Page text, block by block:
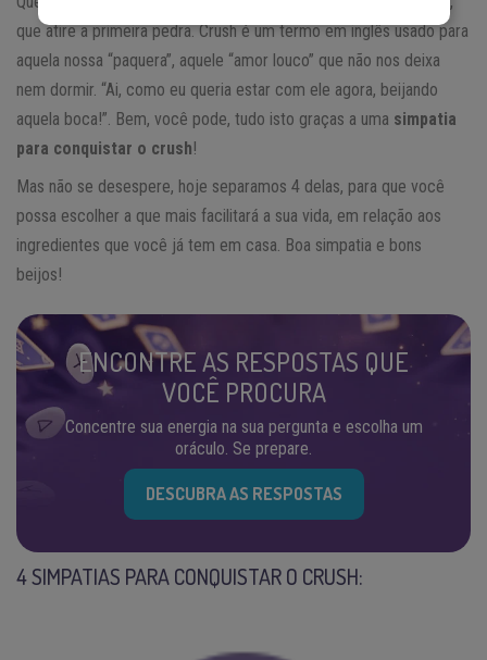
que atire a primeira pedra. Crush é um termo em inglês usado para
aquela nossa “paquera”, aquele “amor louco” que não nos deixa
nem dormir. “Ai, como eu queria estar com ele agora, beijando
aquela boca!”. Bem, você pode, tudo isto graças a uma simpatia
para conquistar o crush!
Mas não se desespere, hoje separamos 4 delas, para que você
possa escolher a que mais facilitará a sua vida, em relação aos
ingredientes que você já tem em casa. Boa simpatia e bons
beijos!
ENCONTRE AS RESPOSTAS QUE
VOCÊ PROCURA
Concentre sua energia na sua pergunta e escolha um
oráculo. Se prepare.
DESCUBRA AS RESPOSTAS
4 SIMPATIAS PARA CONQUISTAR O CRUSH: